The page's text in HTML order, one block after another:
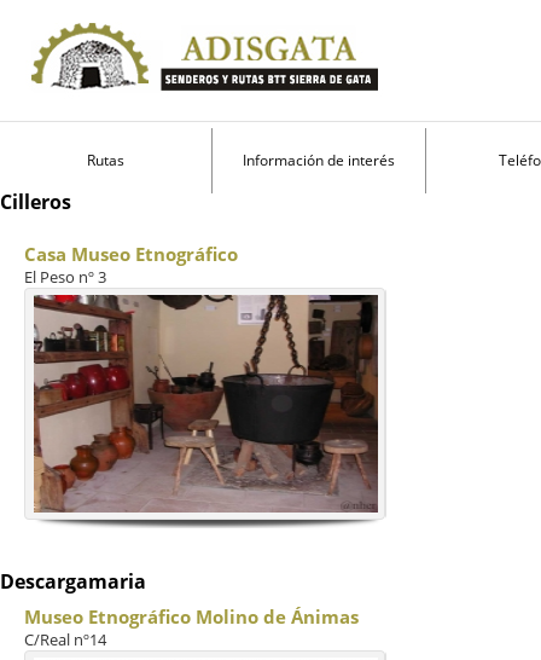
Rutas Información de interés
Cilleros
Casa Museo Etnográfico
El Peso nº 3
Descargamaria
Museo Etnográfico Molino de Ánimas
C/Real nº14